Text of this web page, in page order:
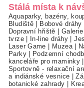
Stálá místa k
Aquaparky, bazény,
Bludiště | Bobové dráhy
Dopravní hřiště | Galerie
tvrze| In-line dráhy |
Laser Game | Muzea|
Parky| Podzemní
kanceláře pro maminky
Sportovně - relaxační
a indiánské vesnice |
botanické zahrady |